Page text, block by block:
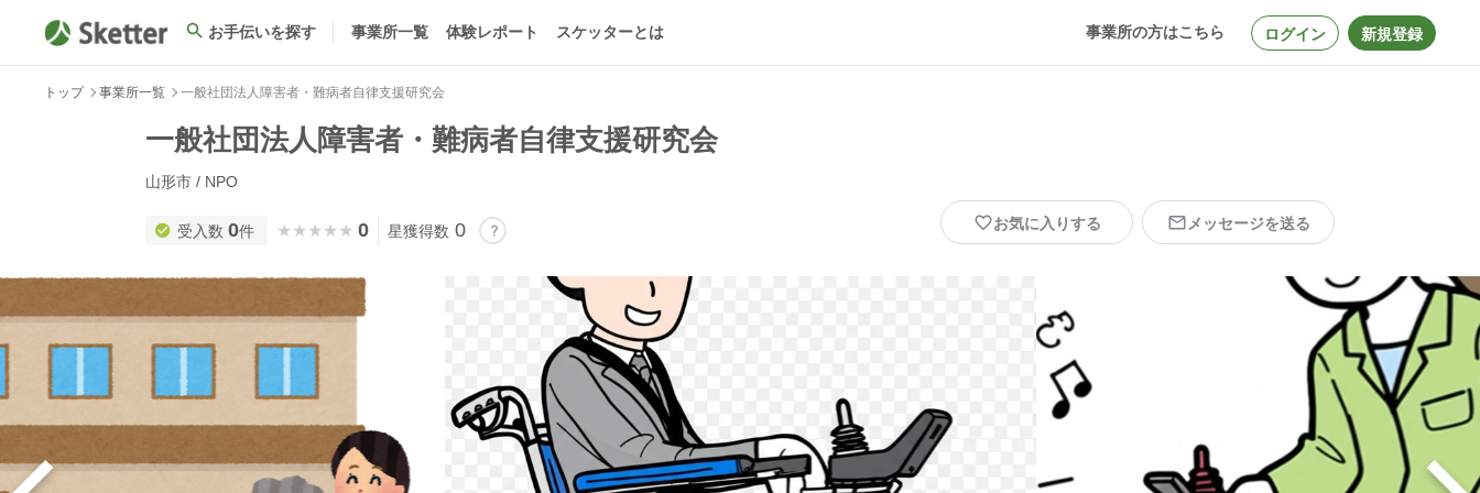
お手伝いを探す 事業所一覧 体験レポート スケッターとは 事業所の方はこちら ログイン 新規登録
トップ 事業所一覧 一般社団法人障害者・難病者自律支援研究会
一般社団法人障害者・難病者自律支援研究会
山形市 / NPO
受入数 0件 ★★★★★
★★★★★ 0 星獲得数 0 お気に入りする メッセージを送る